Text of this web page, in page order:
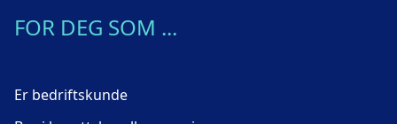
FOR DEG SOM ...
Er bedriftskunde